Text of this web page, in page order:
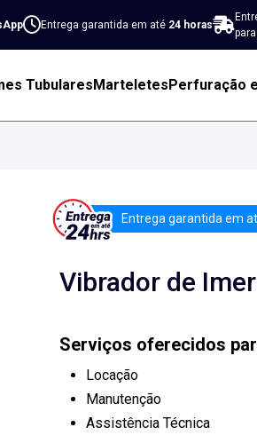
Entrega garantida em até 24 horas
TubularesMarteletesPerfuração
Entrega garantida em
Vibrador de
Serviços oferecidos
Locação
Manutenção
Assistência Técnica